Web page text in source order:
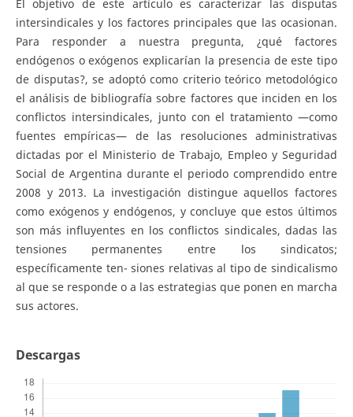
El objetivo de este artículo es caracterizar las disputas
intersindicales y los factores principales que las ocasionan.
Para responder a nuestra pregunta, ¿qué factores
endógenos o exógenos explicarían la presencia de este tipo
de disputas?, se adoptó como criterio teórico metodológico
el análisis de bibliografía sobre factores que inciden en los
conflictos intersindicales, junto con el tratamiento —como
fuentes empíricas— de las resoluciones administrativas
dictadas por el Ministerio de Trabajo, Empleo y Seguridad
Social de Argentina durante el periodo comprendido entre
2008 y 2013. La investigación distingue aquellos factores
como exógenos y endógenos, y concluye que estos últimos
son más influyentes en los conflictos sindicales, dadas las
tensiones permanentes entre los sindicatos;
específicamente ten- siones relativas al tipo de sindicalismo
al que se responde o a las estrategias que ponen en marcha
sus actores.
Descargas